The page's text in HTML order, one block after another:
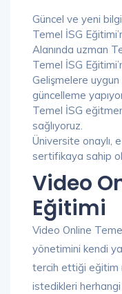
Güncel ve yeni
Temel İSG
Alanında uzman
Temel İSG
Gelişmelere
güncelleme
Temel İSG
sağlıyoruz.
Üniversite onaylı,
sertifikaya sahip
Video
Eğitimi
Video Online
yönetimini kendi
tercih ettiği eğitim
istedikleri